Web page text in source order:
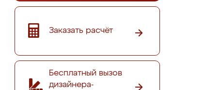
Заказать расчёт
Бесплатный вызов
дизайнера-